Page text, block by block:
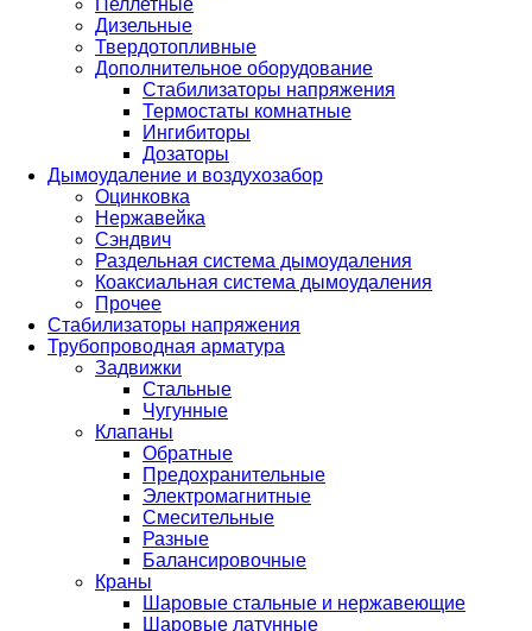
Пеллетные
Дизельные
Твердотопливные
Дополнительное оборудование
Стабилизаторы напряжения
Термостаты комнатные
Ингибиторы
Дозаторы
Дымоудаление и воздухозабор
Оцинковка
Нержавейка
Сэндвич
Раздельная система дымоудаления
Коаксиальная система дымоудаления
Прочее
Стабилизаторы напряжения
Трубопроводная арматура
Задвижки
Стальные
Чугунные
Клапаны
Обратные
Предохранительные
Электромагнитные
Смесительные
Разные
Балансировочные
Краны
Шаровые стальные и нержавеющие
Шаровые латунные